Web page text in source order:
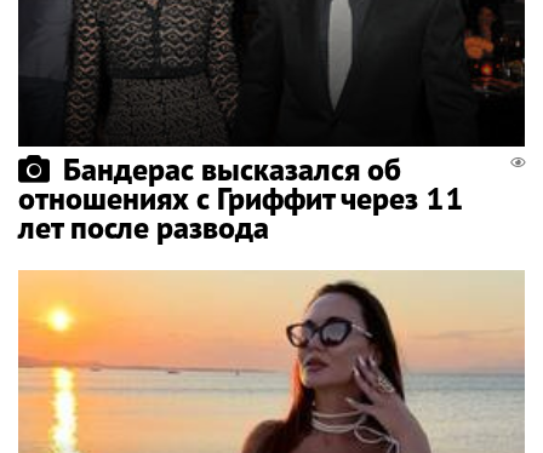
Бандерас высказался об
отношениях с Гриффит через 11
лет после развода